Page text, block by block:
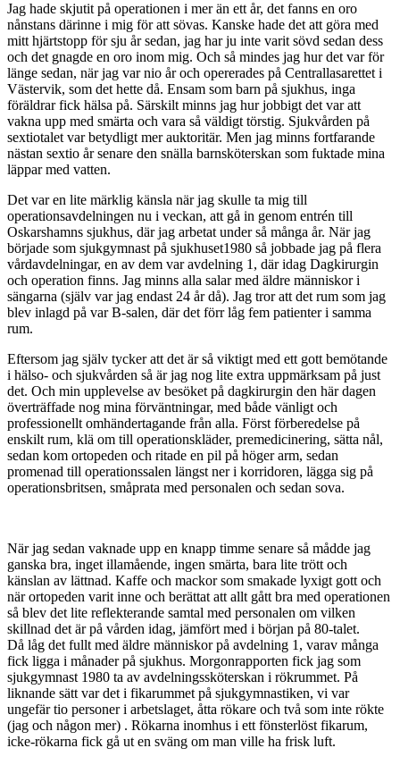
Jag hade skjutit på operationen i mer än ett år, det fanns en oro
nånstans därinne i mig för att sövas. Kanske hade det att göra med
mitt hjärtstopp för sju år sedan, jag har ju inte varit sövd sedan dess
och det gnagde en oro inom mig. Och så mindes jag hur det var för
länge sedan, när jag var nio år och opererades på Centrallasarettet i
Västervik, som det hette då. Ensam som barn på sjukhus, inga
föräldrar fick hälsa på. Särskilt minns jag hur jobbigt det var att
vakna upp med smärta och vara så väldigt törstig. Sjukvården på
sextiotalet var betydligt mer auktoritär. Men jag minns fortfarande
nästan sextio år senare den snälla barnsköterskan som fuktade mina
läppar med vatten.
Det var en lite märklig känsla när jag skulle ta mig till
operationsavdelningen nu i veckan, att gå in genom entrén till
Oskarshamns sjukhus, där jag arbetat under så många år. När jag
började som sjukgymnast på sjukhuset1980 så jobbade jag på flera
vårdavdelningar, en av dem var avdelning 1, där idag Dagkirurgin
och operation finns. Jag minns alla salar med äldre människor i
sängarna (själv var jag endast 24 år då). Jag tror att det rum som jag
blev inlagd på var B-salen, där det förr låg fem patienter i samma
rum.
Eftersom jag själv tycker att det är så viktigt med ett gott bemötande
i hälso- och sjukvården så är jag nog lite extra uppmärksam på just
det. Och min upplevelse av besöket på dagkirurgin den här dagen
överträffade nog mina förväntningar, med både vänligt och
professionellt omhändertagande från alla. Först förberedelse på
enskilt rum, klä om till operationskläder, premedicinering, sätta nål,
sedan kom ortopeden och ritade en pil på höger arm, sedan
promenad till operationssalen längst ner i korridoren, lägga sig på
operationsbritsen, småprata med personalen och sedan sova.
När jag sedan vaknade upp en knapp timme senare så mådde jag
ganska bra, inget illamående, ingen smärta, bara lite trött och
känslan av lättnad. Kaffe och mackor som smakade lyxigt gott och
när ortopeden varit inne och berättat att allt gått bra med operationen
så blev det lite reflekterande samtal med personalen om vilken
skillnad det är på vården idag, jämfört med i början på 80-talet.
Då låg det fullt med äldre människor på avdelning 1, varav många
fick ligga i månader på sjukhus. Morgonrapporten fick jag som
sjukgymnast 1980 ta av avdelningssköterskan i rökrummet. På
liknande sätt var det i fikarummet på sjukgymnastiken, vi var
ungefär tio personer i arbetslaget, åtta rökare och två som inte rökte
(jag och någon mer) . Rökarna inomhus i ett fönsterlöst fikarum,
icke-rökarna fick gå ut en sväng om man ville ha frisk luft.